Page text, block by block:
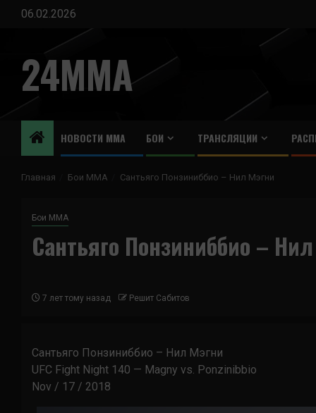
Перейти
содержимому
06.02.2026
24MMA
НОВОСТИ ММА БОИ ТРАНСЛЯЦИИ
Главная Бои ММА Сантьяго Понзиниббио – Нил Мэгни
Бои ММА
Сантьяго Понзиниббио –
7 лет тому назад Решит Сабитов
Сантьяго Понзиниббио – Нил Мэгни
UFC Fight Night 140 — Magny vs. Ponzinibbio
Nov / 17 / 2018